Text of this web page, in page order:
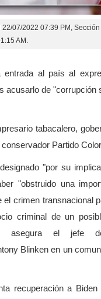
22/07/2022 07:39 PM , Sección
AM.
al país al
acusarlo de "corrupción
tabacalero,
Partido
"por su
"obstruido una
el crimen transnacional
criminal de un
asegura el jefe
Blinken en un
recuperación a